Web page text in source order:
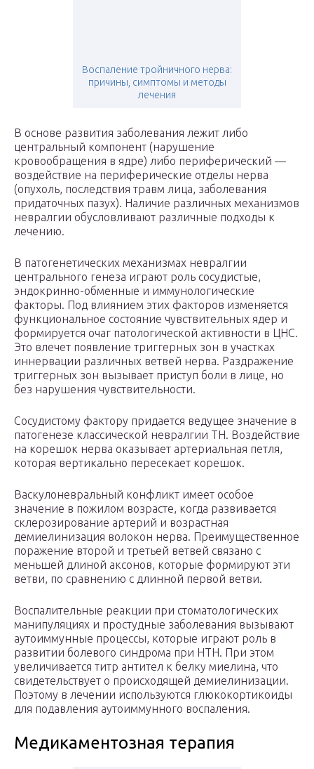
Воспаление тройничного нерва:
причины, симптомы и методы
лечения
В основе развития заболевания лежит либо
центральный компонент (нарушение
кровообращения в ядре) либо периферический —
воздействие на периферические отделы нерва
(опухоль, последствия травм лица, заболевания
придаточных пазух). Наличие различных механизмов
невралгии обусловливают различные подходы к
лечению.
В патогенетических механизмах невралгии
центрального генеза играют роль сосудистые,
эндокринно-обменные и иммунологические
факторы. Под влиянием этих факторов изменяется
функциональное состояние чувствительных ядер и
формируется очаг патологической активности в ЦНС.
Это влечет появление триггерных зон в участках
иннервации различных ветвей нерва. Раздражение
триггерных зон вызывает приступ боли в лице, но
без нарушения чувствительности.
Сосудистому фактору придается ведущее значение в
патогенезе классической невралгии ТН. Воздействие
на корешок нерва оказывает артериальная петля,
которая вертикально пересекает корешок.
Васкулоневральный конфликт имеет особое
значение в пожилом возрасте, когда развивается
склерозирование артерий и возрастная
демиелинизация волокон нерва. Преимущественное
поражение второй и третьей ветвей связано с
меньшей длиной аксонов, которые формируют эти
ветви, по сравнению с длинной первой ветви.
Воспалительные реакции при стоматологических
манипуляциях и простудные заболевания вызывают
аутоиммунные процессы, которые играют роль в
развитии болевого синдрома при НТН. При этом
увеличивается титр антител к белку миелина, что
свидетельствует о происходящей демиелинизации.
Поэтому в лечении используются глюкокортикоиды
для подавления аутоиммунного воспаления.
Медикаментозная терапия